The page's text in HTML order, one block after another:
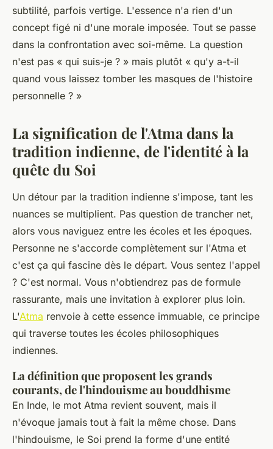
subtilité, parfois vertige. L'essence n'a rien d'un
concept figé ni d'une morale imposée. Tout se passe
dans la confrontation avec soi-même. La question
n'est pas « qui suis-je ? » mais plutôt « qu'y a-t-il
quand vous laissez tomber les masques de l'histoire
personnelle ? »
La signification de l'Atma dans la
tradition indienne, de l'identité à la
quête du Soi
Un détour par la tradition indienne s'impose, tant les
nuances se multiplient. Pas question de trancher net,
alors vous naviguez entre les écoles et les époques.
Personne ne s'accorde complètement sur l'Atma et
c'est ça qui fascine dès le départ. Vous sentez l'appel
? C'est normal. Vous n'obtiendrez pas de formule
rassurante, mais une invitation à explorer plus loin.
L'Atma renvoie à cette essence immuable, ce principe
qui traverse toutes les écoles philosophiques
indiennes.
La définition que proposent les grands
courants, de l'hindouisme au bouddhisme
En Inde, le mot Atma revient souvent, mais il
n'évoque jamais tout à fait la même chose. Dans
l'hindouisme, le Soi prend la forme d'une entité